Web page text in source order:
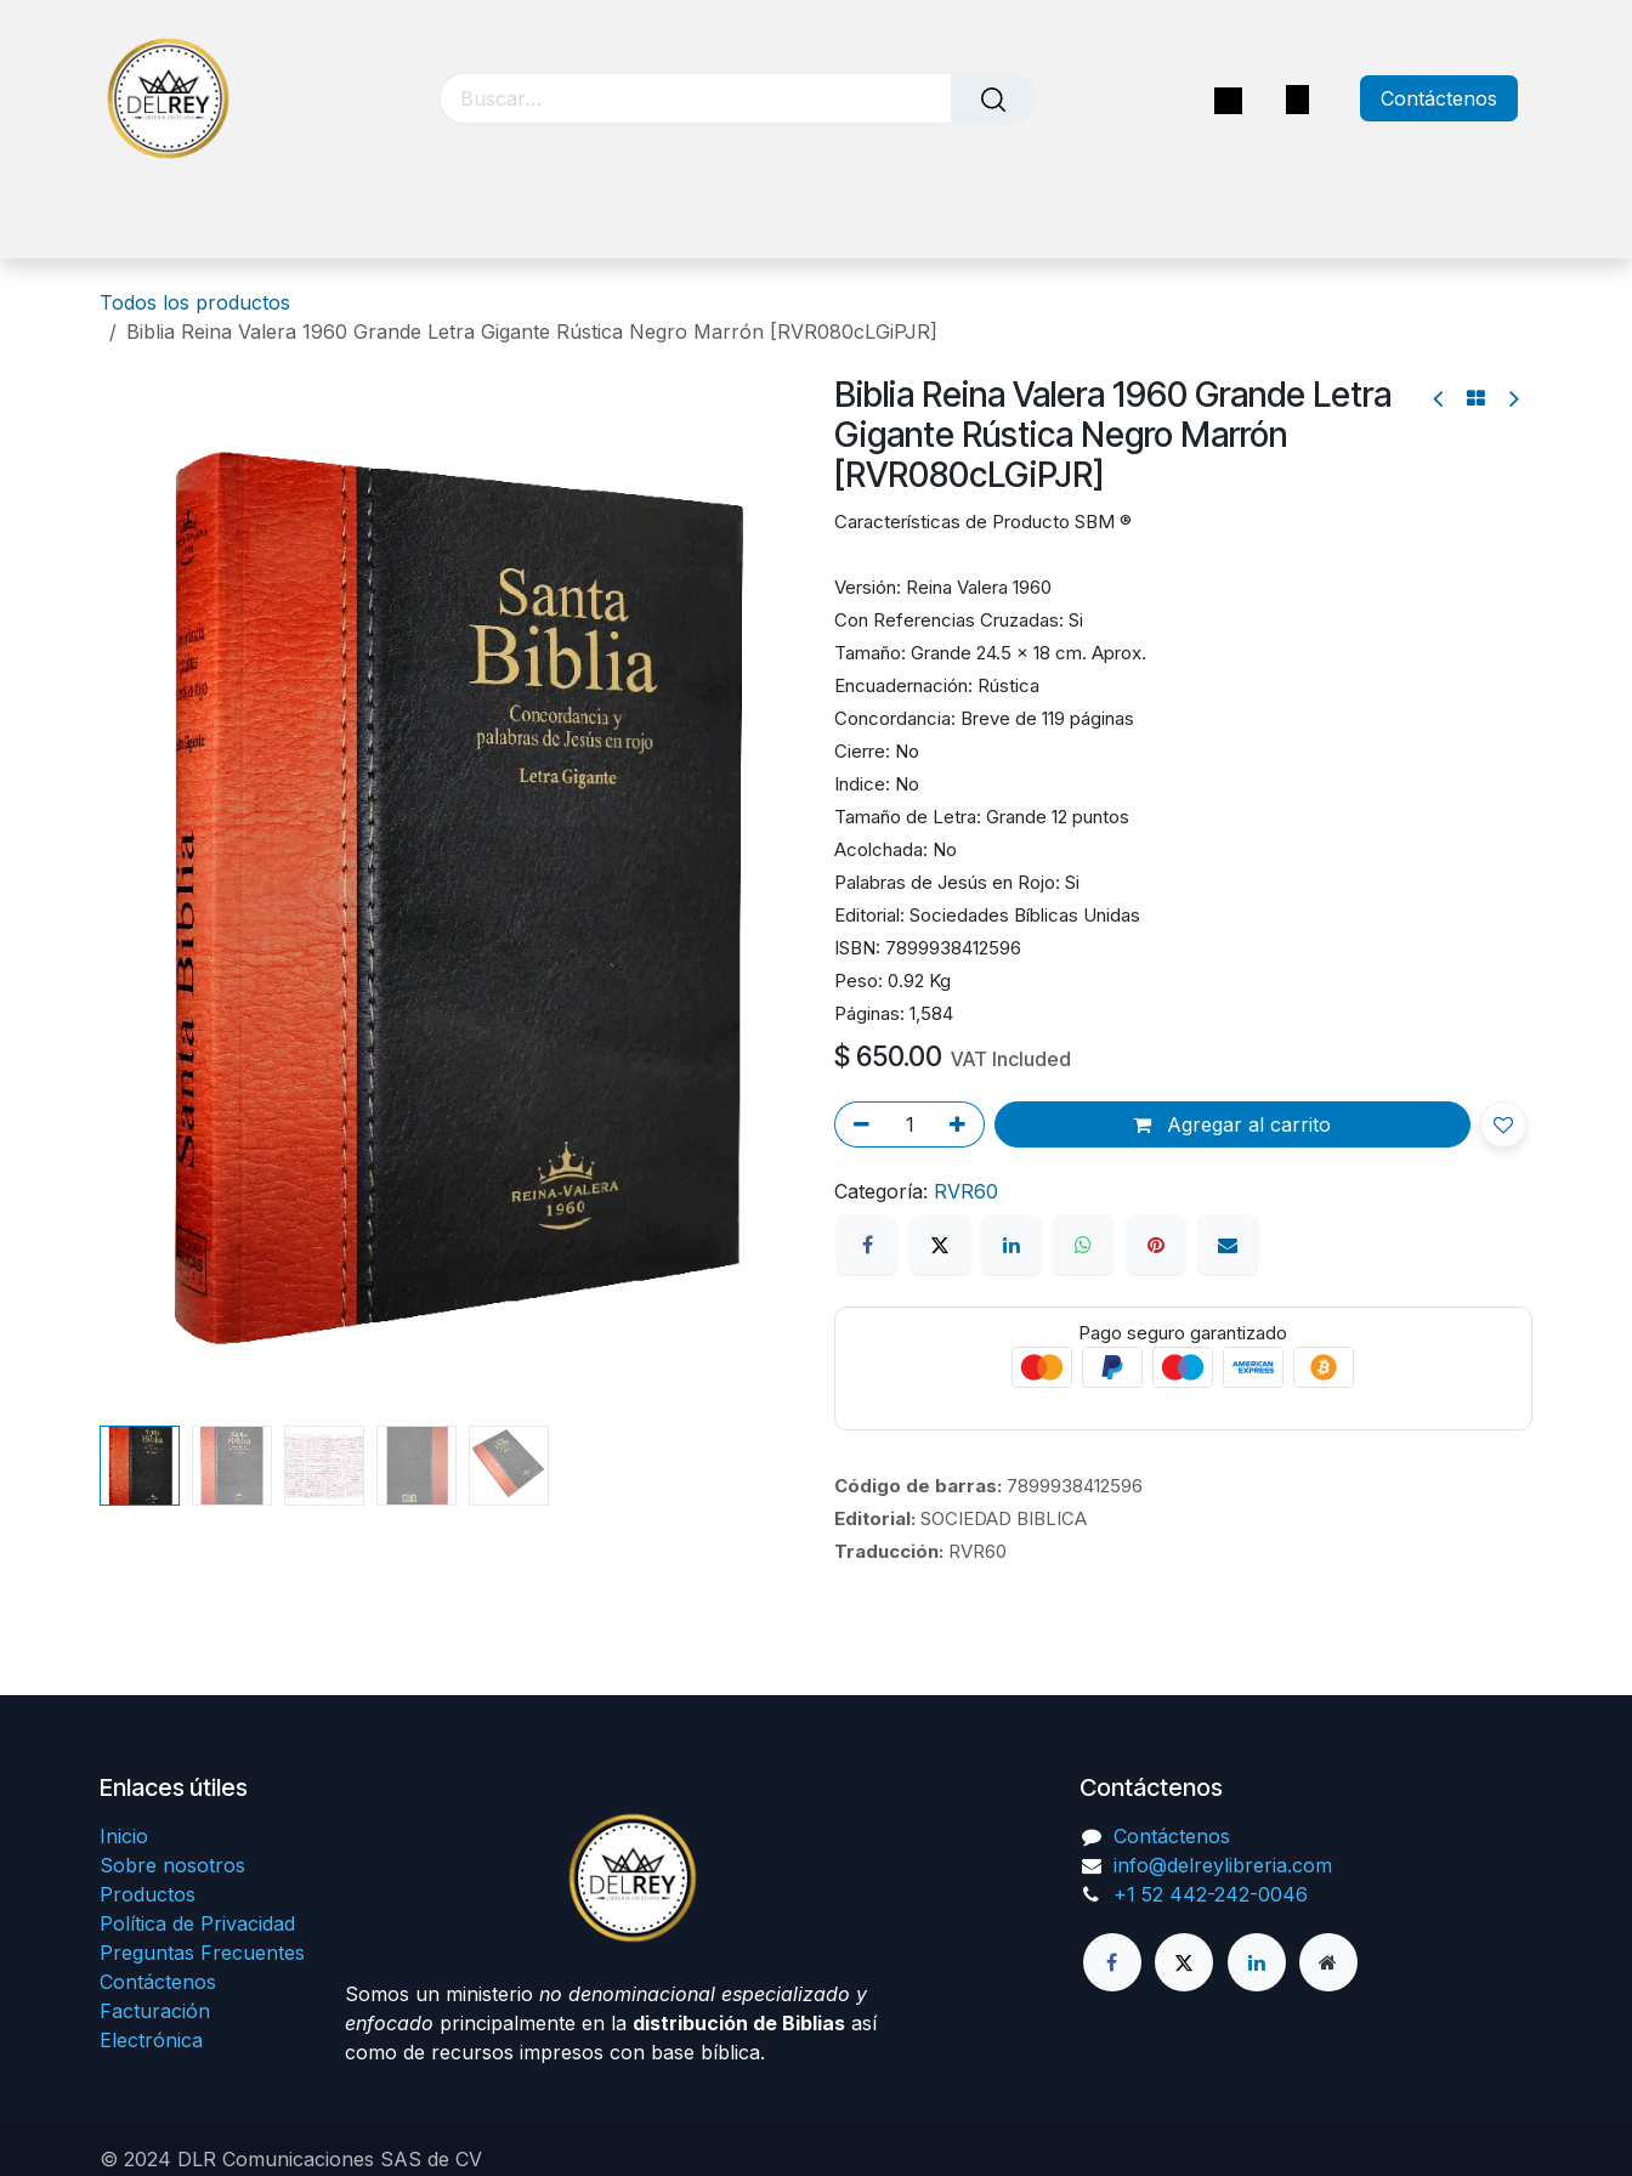
Contáctenos
Todos los productos
Biblia Reina Valera 1960 Grande Letra Gigante Rústica Negro Marrón [RVR080cLGiPJR]
Biblia Reina Valera 1960 Grande Letra
Gigante Rústica Negro Marrón
[RVR080cLGiPJR]
Características de Producto SBM ®
Versión: Reina Valera 1960
Con Referencias Cruzadas: Si
Tamaño: Grande 24.5 x 18 cm. Aprox.
Encuadernación: Rústica
Concordancia: Breve de 119 páginas
Cierre: No
Indice: No
Tamaño de Letra: Grande 12 puntos
Acolchada: No
Palabras de Jesús en Rojo: Si
Editorial: Sociedades Bíblicas Unidas
ISBN: 7899938412596
Peso: 0.92 Kg
Páginas: 1,584
$ 650.00 VAT Included
Agregar al carrito
Categoría: RVR60
Pago seguro garantizado
Código de barras: 7899938412596
Editorial: SOCIEDAD BIBLICA
Traducción: RVR60
Enlaces útiles
Inicio
Sobre nosotros
Productos
Política de Privacidad
Preguntas Frecuentes
Contáctenos
Facturación
Electrónica
Somos un ministerio no denominacional especializado y
enfocado principalmente en la distribución de Bibliasasí
como de recursos impresos con base bíblica.
Contáctenos
Contáctenos
info@delreylibreria.com
+1 52 442-242-0046
© 2024 DLR Comunicaciones SAS de CV